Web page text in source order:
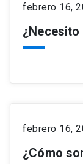
febrero 16,
febrero 16,
¿Cómo